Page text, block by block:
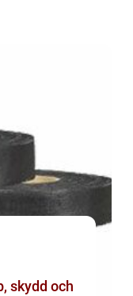
skydd och